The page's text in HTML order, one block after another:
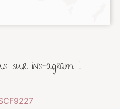
sur instagram !